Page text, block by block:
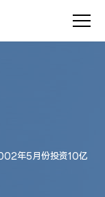
年5月份投资10亿